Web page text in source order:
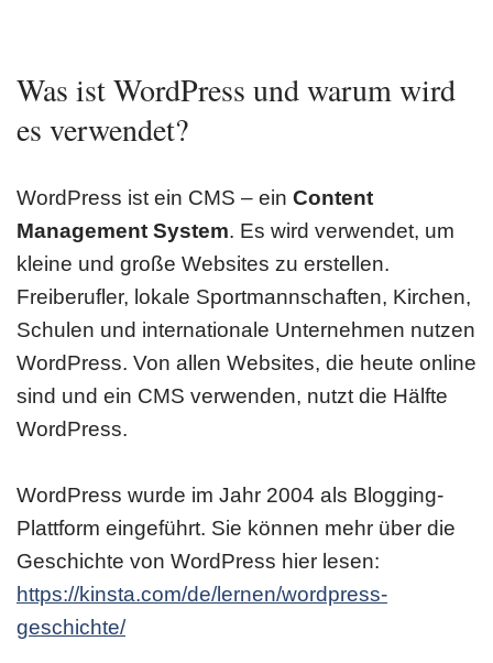
Was ist WordPress und warum wird
es verwendet?
WordPress ist ein CMS – ein Content
Management System. Es wird verwendet, um
kleine und große Websites zu erstellen.
Freiberufler, lokale Sportmannschaften, Kirchen,
Schulen und internationale Unternehmen nutzen
WordPress. Von allen Websites, die heute online
sind und ein CMS verwenden, nutzt die Hälfte
WordPress.
WordPress wurde im Jahr 2004 als Blogging-
Plattform eingeführt. Sie können mehr über die
Geschichte von WordPress hier lesen:
https://kinsta.com/de/lernen/wordpress-
geschichte/